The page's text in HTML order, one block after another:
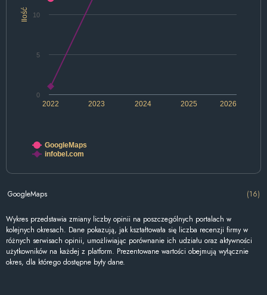
Ilość
2022 2024 2026
2023 2025
0
5
10
GoogleMaps
infobel.com
GoogleMaps (16)
Wykres przedstawia zmiany liczby opinii na poszczególnych portalach w
kolejnych okresach. Dane pokazują, jak kształtowała się liczba recenzji firmy w
różnych serwisach opinii, umożliwiając porównanie ich udziału oraz aktywności
użytkowników na każdej z platform. Prezentowane wartości obejmują wyłącznie
okres, dla którego dostępne były dane.